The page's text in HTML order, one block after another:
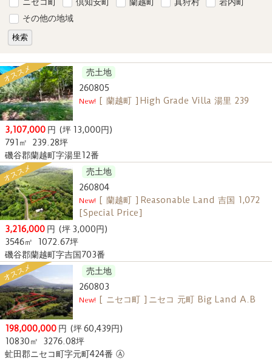
その他の地域
オススメ
売土地
260805
New! [ 蘭越町 ] High Grade Villa 湯里 239
3,107,000 円 (坪 13,000円)
791㎡
239.28坪
磯谷郡蘭越町字湯里12番
オススメ
売土地
260804
New! [ 蘭越町 ] Reasonable Land 吉国 1,072
[Special Price]
3,216,000 円 (坪 3,000円)
3546㎡
1072.67坪
磯谷郡蘭越町字吉国703番
オススメ
売土地
260803
New! [ ニセコ町 ] ニセコ 元町 Big Land A.B
198,000,000 円 (坪 60,439円)
10830㎡
3276.08坪
虻田郡ニセコ町字元町424番 Ⓐ